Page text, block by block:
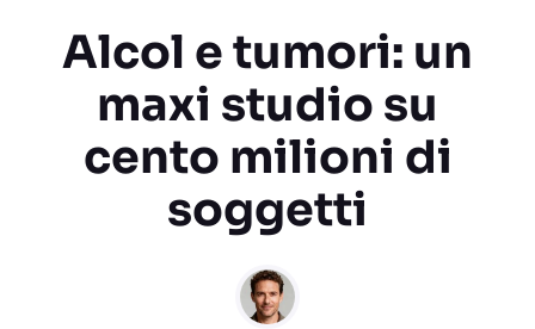
Alcol e tumori: un
maxi studio su
cento milioni di
soggetti